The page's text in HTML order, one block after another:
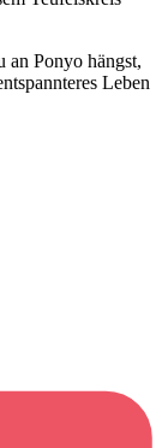
Ponyo hängst,
Leben